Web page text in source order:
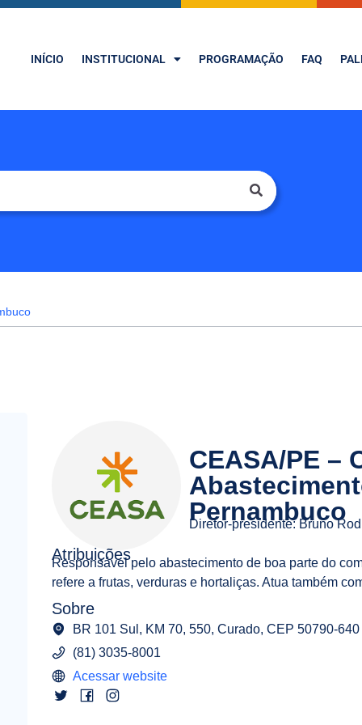
INÍCIO INSTITUCIONAL PROGRAMAÇÃO FAQ
CEASA/PE –
Pernambuco
Diretor-presidente: Bruno
Atribuições
Responsável pelo abastecimento de boa parte do
refere a frutas, verduras e hortaliças. Atua também
Sobre
BR 101 Sul, KM 70, 550, Curado, CEP 50790-640
(81) 3035-8001
Acessar website